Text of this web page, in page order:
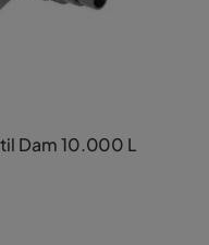
Dam 10.000 L